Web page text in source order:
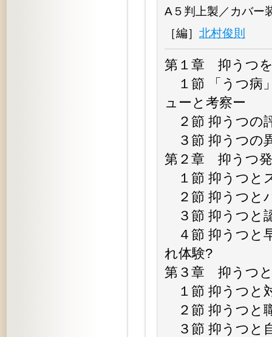
A５判上製／カバー
［編］ 北村俊則
第１章 抑うつ
１節 「うつ病
ューと考察ー
２節 抑うつ
３節 抑うつ
第２章 抑うつ
１節 抑うつと
２節 抑うつと
３節 抑うつと
４節 抑うつと
れ体験?
第３章 抑うつ
１節 抑うつ
２節 抑うつと
３節 抑うつと